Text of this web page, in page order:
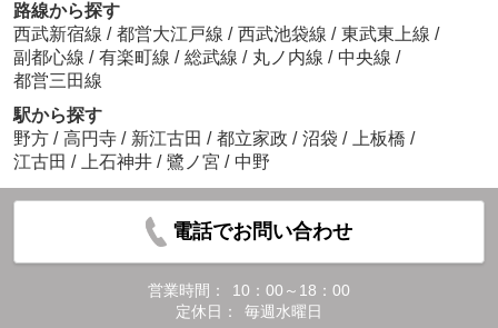
路線から探す
西武新宿線 / 都営大江戸線 / 西武池袋線 / 東武東上線 /
副都心線 / 有楽町線 / 総武線 / 丸ノ内線 / 中央線 /
都営三田線
駅から探す
野方 / 高円寺 / 新江古田 / 都立家政 / 沼袋 / 上板橋 /
江古田 / 上石神井 / 鷺ノ宮 / 中野
電話でお問い合わせ
営業時間：
10：00～18：00
定休日：
毎週水曜日